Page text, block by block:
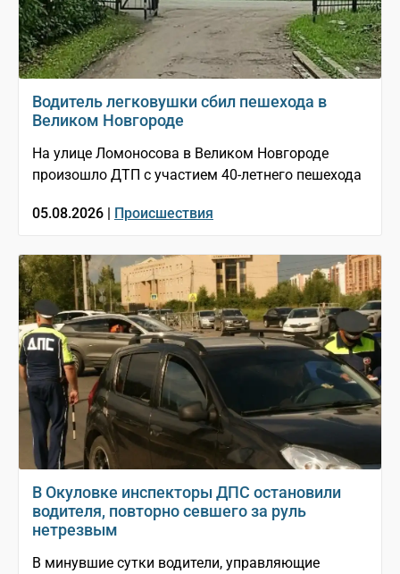
Водитель легковушки сбил пешехода в
Великом Новгороде
На улице Ломоносова в Великом Новгороде
произошло ДТП с участием 40-летнего пешехода
05.08.2026 | Происшествия
В Окуловке инспекторы ДПС остановили
водителя, повторно севшего за руль
нетрезвым
В минувшие сутки водители, управляющие